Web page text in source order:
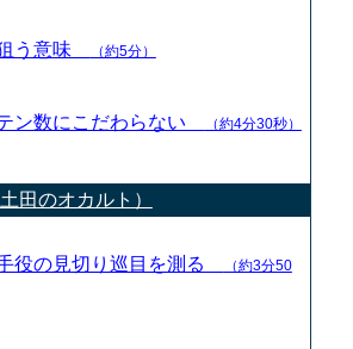
う意味 （約5分）
ン数にこだわらない （約4分30秒）
田のオカルト）
役の見切り巡目を測る
（約3分50